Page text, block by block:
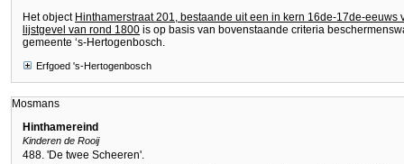
Het object Hinthamerstraat 201, bestaande uit een in kern 16de-17de-
lijstgevel van rond 1800 is op basis van bovenstaande criteria
gemeente ‘s-Hertogenbosch.
Erfgoed 's-Hertogenbosch
Mosmans
Hinthamereind
Kinderen de Rooij
488. 'De twee Scheeren'.